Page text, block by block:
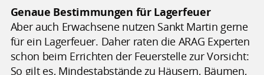
Genaue Bestimmungen für Lagerfeuer
Aber auch Erwachsene nutzen Sankt Martin gerne
für ein Lagerfeuer. Daher raten die ARAG Experten
schon beim Errichten der Feuerstelle zur Vorsicht:
So gilt es, Mindestabstände zu Häusern, Bäumen,